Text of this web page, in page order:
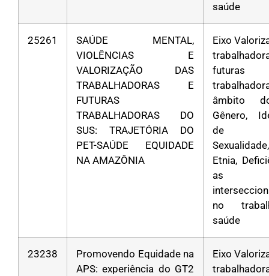
saúde
25261
SAÚDE MENTAL,
VIOLÊNCIAS E
VALORIZAÇÃO DAS
TRABALHADORAS E
FUTURAS
TRABALHADORAS DO
SUS: TRAJETÓRIA DO
PET-SAÚDE EQUIDADE
NA AMAZÔNIA
Eixo
futuras
âmbito
Gênero,
de
Etnia,
as
no
saúde
23238
Promovendo Equidade na
APS: experiência do GT2
Eixo